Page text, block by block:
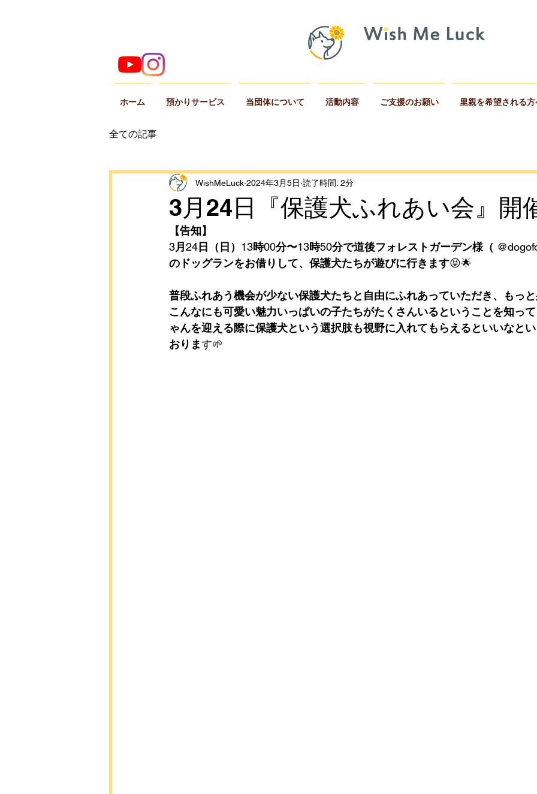
ホーム 預かりサービス 当団体について 活動内容 ご支援のお願い 里親を希望される方
全ての記事
3月24日『保護犬ふれあい会』開催
WishMeLuck 2024年3月5日 読了時間: 2分
【告知】
3月 24日（日） 13時00分〜13時50分で道後フォレストガーデン様（
のドッグランをお借りして、保護犬たちが遊びに行きます😝🌟
普段ふれあう機会が少ない保護犬たちと自由にふれあっていただき、もっ
こんなにも可愛い魅力いっぱいの子たちがたくさんいるということを知っ
ゃんを迎える際に保護犬という選択肢も視野に入れてもらえるといいなと
おります🌱